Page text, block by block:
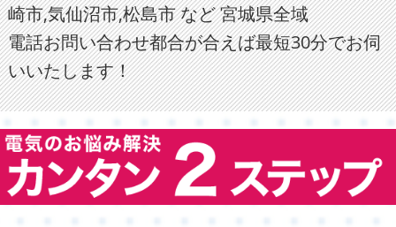
崎市,気仙沼市,松島市 など 宮城県全域
電話お問い合わせ都合が合えば最短30分でお伺
いいたします！